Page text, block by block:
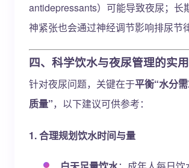
antidepressants）可能导致夜尿；长
神紧张也会通过神经调节影响排尿节
四、科学饮水与夜尿管理的实
针对夜尿问题，关键在于平衡“水分
质量”，以下建议可供参考：
1. 合理规划饮水时间与量